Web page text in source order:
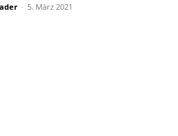
- 5. März 2021